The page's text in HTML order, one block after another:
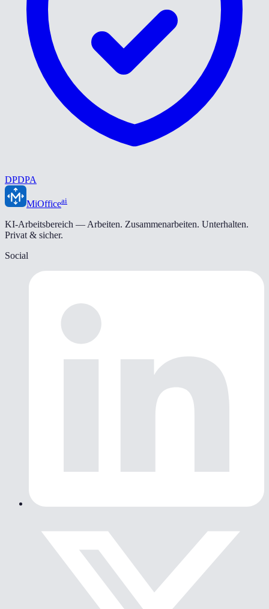
DPDPA
MiOfficeai
KI-Arbeitsbereich — Arbeiten. Zusammenarbeiten. Unterhalten.
Privat & sicher.
Social